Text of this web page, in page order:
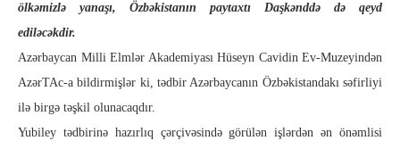
ölkəmizlə yanaşı, Özbəkistanın paytaxtı Daşkənddə də qeyd
ediləcəkdir.
Azərbaycan Milli Elmlər Akademiyası Hüseyn Cavidin Ev-Muzeyindən
AzərTAc-a bildirmişlər ki, tədbir Azərbaycanın Özbəkistandakı səfirliyi
ilə birgə təşkil olunacaqdır.
Yubiley tədbirinə hazırlıq çərçivəsində görülən işlərdən ən önəmlisi